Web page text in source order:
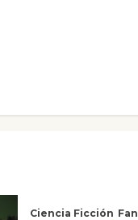
Ciencia Ficción